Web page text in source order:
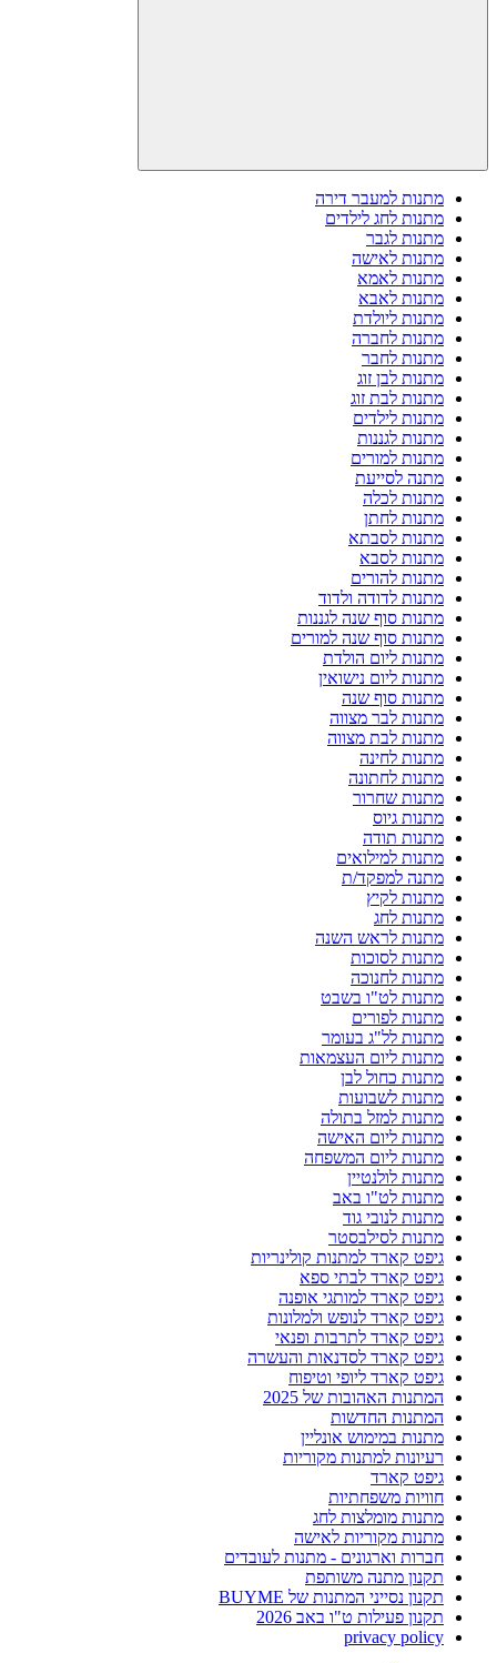
מתנות למעבר דירה
מתנות לחג לילדים
מתנות לגבר
מתנות לאישה
מתנות לאמא
מתנות לאבא
מתנות ליולדת
מתנות לחברה
מתנות לחבר
מתנות לבן זוג
מתנות לבת זוג
מתנות לילדים
מתנות לגננות
מתנות למורים
מתנה לסייעת
מתנות לכלה
מתנות לחתן
מתנות לסבתא
מתנות לסבא
מתנות להורים
מתנות לדודה ולדוד
מתנות סוף שנה לגננות
מתנות סוף שנה למורים
מתנות ליום הולדת
מתנות ליום נישואין
מתנות סוף שנה
מתנות לבר מצווה
מתנות לבת מצווה
מתנות לחינה
מתנות לחתונה
מתנות שחרור
מתנות גיוס
מתנות תודה
מתנות למילואים
מתנה למפקד/ת
מתנות לקיץ
מתנות לחג
מתנות לראש השנה
מתנות לסוכות
מתנות לחנוכה
מתנות לט"ו בשבט
מתנות לפורים
מתנות לל"ג בעומר
מתנות ליום העצמאות
מתנות כחול לבן
מתנות לשבועות
מתנות למזל בתולה
מתנות ליום האישה
מתנות ליום המשפחה
מתנות לולנטיין
מתנות לט"ו באב
מתנות לנובי גוד
מתנות לסילבסטר
גיפט קארד למתנות קולינריות
גיפט קארד לבתי ספא
גיפט קארד למותגי אופנה
גיפט קארד לנופש ולמלונות
גיפט קארד לתרבות ופנאי
גיפט קארד לסדנאות והעשרה
גיפט קארד ליופי וטיפוח
המתנות האהובות של 2025
המתנות החדשות
מתנות במימוש אונליין
רעיונות למתנות מקוריות
גיפט קארד
חוויות משפחתיות
מתנות מומלצות לחג
מתנות מקוריות לאישה
חברות וארגונים - מתנות לעובדים
תקנון מתנה משותפת
תקנון נסייני המתנות של BUYME
תקנון פעילות ט"ו באב 2026
privacy policy